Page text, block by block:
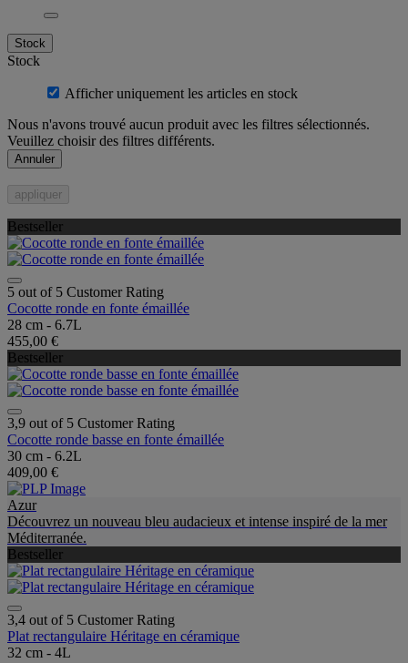
Stock
Stock
Afficher uniquement les articles en stock
Nous n'avons trouvé aucun produit avec les filtres sélectionnés.
Veuillez choisir des filtres différents.
Annuler
appliquer
Bestseller
5 out of 5 Customer Rating
Cocotte ronde en fonte émaillée
28 cm - 6.7L
455,00 €
Bestseller
3,9 out of 5 Customer Rating
Cocotte ronde basse en fonte émaillée
30 cm - 6.2L
409,00 €
Azur
Découvrez un nouveau bleu audacieux et intense inspiré de la mer
Méditerranée.
Bestseller
3,4 out of 5 Customer Rating
Plat rectangulaire Héritage en céramique
32 cm - 4L